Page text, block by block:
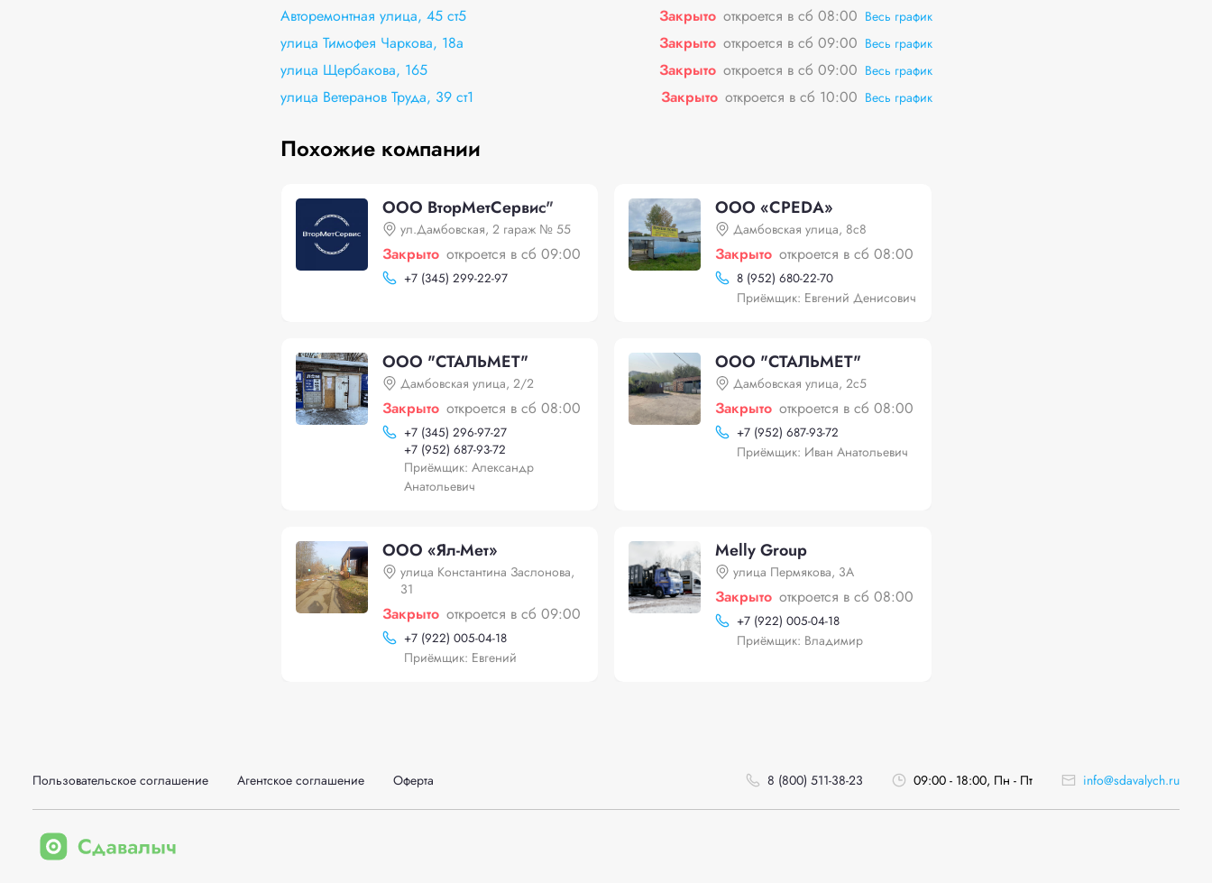
Авторемонтная улица, 45 ст5 Закрыто откроется в сб 08:00 Весь график
улица Тимофея Чаркова, 18а Закрыто откроется в сб 09:00 Весь график
улица Щербакова, 165 Закрыто откроется в сб 09:00 Весь график
улица Ветеранов Труда, 39 ст1 Закрыто откроется в сб 10:00 Весь график
Похожие компании
ООО ВторМетСервис"
ул.Дамбовская, 2 гараж № 55
Закрыто откроется в сб 09:00
+7 (345) 299-22-97
ООО «СРЕDА»
Дамбовская улица, 8с8
Закрыто откроется в сб 08:00
8 (952) 680-22-70
Приёмщик: Евгений Денисович
OOO "СТАЛЬМЕТ"
Дамбовская улица, 2/2
Закрыто откроется в сб 08:00
+7 (345) 296-97-27
+7 (952) 687-93-72
Приёмщик: Александр
Анатольевич
OOO "СТАЛЬМЕТ"
Дамбовская улица, 2с5
Закрыто откроется в сб 08:00
+7 (952) 687-93-72
Приёмщик: Иван Анатольевич
ООО «Ял-Мет»
улица Константина Заслонова,
31
Закрыто откроется в сб 09:00
+7 (922) 005-04-18
Приёмщик: Евгений
Melly Group
улица Пермякова, 3А
Закрыто откроется в сб 08:00
+7 (922) 005-04-18
Приёмщик: Владимир
Пользовательское соглашение Агентское соглашение Оферта 8 (800) 511-38-23 09:00 - 18:00, Пн - Пт info@sdavalych.ru